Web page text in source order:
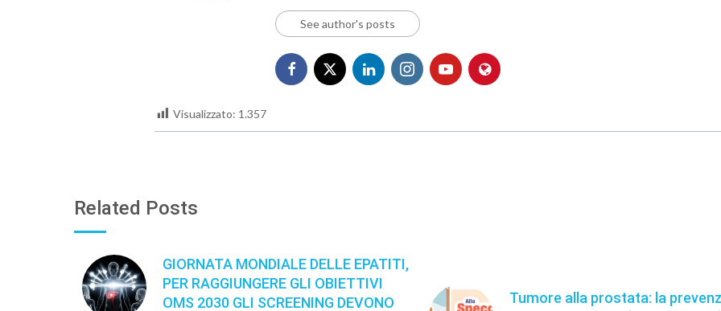
See author's posts
Visualizzato: 1.357
Related Posts
GIORNATA MONDIALE DELLE EPATITI,
PER RAGGIUNGERE GLI OBIETTIVI
OMS 2030 GLI SCREENING DEVONO
Tumore alla prostata: la